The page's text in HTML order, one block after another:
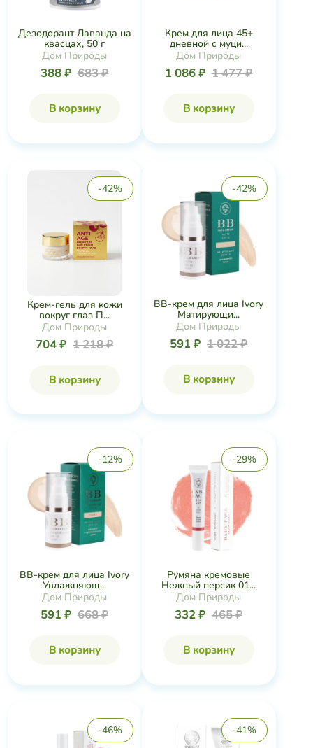
Дезодорант Лаванда на
квасцах, 50 г
Дом Природы
388 ₽ 683 ₽
В корзину
Крем для лица 45+
дневной с муци...
Дом Природы
1 086 ₽ 1 477 ₽
В корзину
-42%
Крем-гель для кожи
вокруг глаз П...
Дом Природы
704 ₽ 1 218 ₽
В корзину
-42%
BB-крем для лица Ivory
Матирующи...
Дом Природы
591 ₽ 1 022 ₽
В корзину
-12%
BB-крем для лица Ivory
Увлажняющ...
Дом Природы
591 ₽ 668 ₽
В корзину
-29%
Румяна кремовые
Нежный персик 01...
Дом Природы
332 ₽ 465 ₽
В корзину
-46% -41%